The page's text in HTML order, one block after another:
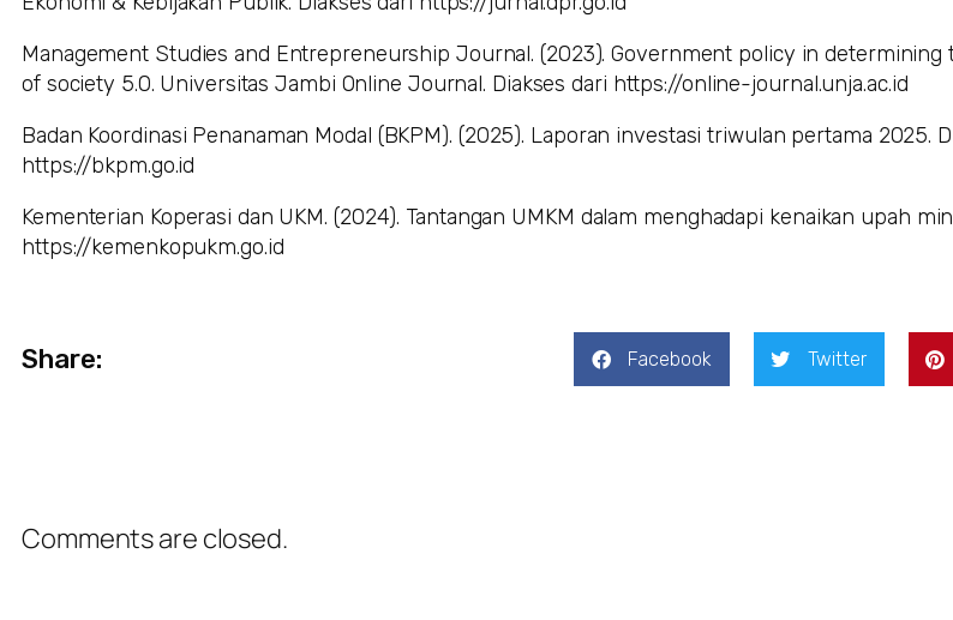
Management Studies and Entrepreneurship Journal. (2023). Government policy in determining
of society 5.0. Universitas Jambi Online Journal. Diakses dari https://online-journal.unja.ac.id
Badan Koordinasi Penanaman Modal (BKPM). (2025). Laporan investasi triwulan pertama 2025.
https://bkpm.go.id
Kementerian Koperasi dan UKM. (2024). Tantangan UMKM dalam menghadapi kenaikan upah
https://kemenkopukm.go.id
Share: Facebook Twitter
Comments are closed.